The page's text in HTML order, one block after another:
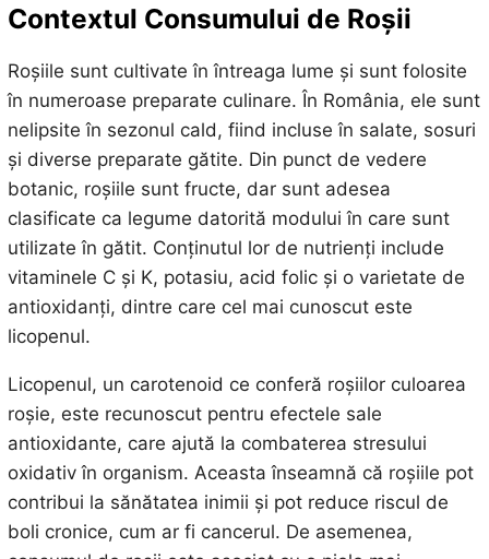
Contextul Consumului de Roșii
Roșiile sunt cultivate în întreaga lume și sunt folosite
în numeroase preparate culinare. În România, ele sunt
nelipsite în sezonul cald, fiind incluse în salate, sosuri
și diverse preparate gătite. Din punct de vedere
botanic, roșiile sunt fructe, dar sunt adesea
clasificate ca legume datorită modului în care sunt
utilizate în gătit. Conținutul lor de nutrienți include
vitaminele C și K, potasiu, acid folic și o varietate de
antioxidanți, dintre care cel mai cunoscut este
licopenul.
Licopenul, un carotenoid ce conferă roșiilor culoarea
roșie, este recunoscut pentru efectele sale
antioxidante, care ajută la combaterea stresului
oxidativ în organism. Aceasta înseamnă că roșiile pot
contribui la sănătatea inimii și pot reduce riscul de
boli cronice, cum ar fi cancerul. De asemenea,